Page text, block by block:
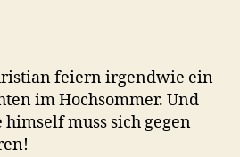
feiern irgendwie ein
im Hochsommer. Und
himself muss sich gegen